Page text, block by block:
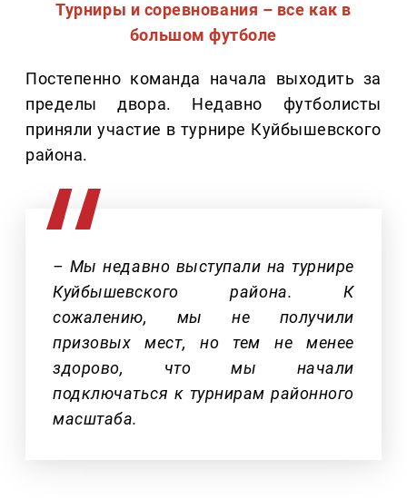
Турниры и соревнования – все как в
большом футболе
Постепенно команда начала выходить за
пределы двора. Недавно футболисты
приняли участие в турнире Куйбышевского
района.
– Мы недавно выступали на турнире
Куйбышевского района. К
сожалению, мы не получили
призовых мест, но тем не менее
здорово, что мы начали
подключаться к турнирам районного
масштаба.